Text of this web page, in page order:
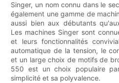
Singer, un nom connu dans le
également une gamme de
aussi bien aux débutants
Les machines Singer sont
et leurs fonctionnalités
automatique de la tension, le
et un large choix de motifs de
550 est un choix populaire
simplicité et sa polyvalence.